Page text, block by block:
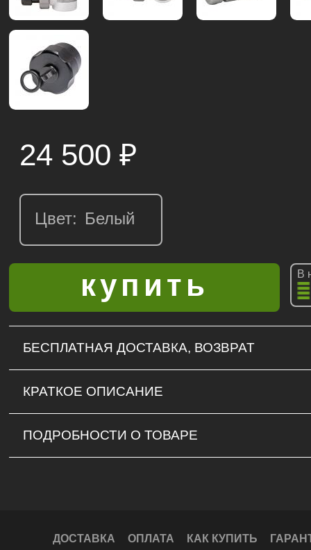
24 500 ₽
Цвет:
В
БЕСПЛАТНАЯ ДОСТАВКА, ВОЗВРАТ
КРАТКОЕ ОПИСАНИЕ
ПОДРОБНОСТИ О ТОВАРЕ
ДОСТАВКА ОПЛАТА КАК КУПИТЬ